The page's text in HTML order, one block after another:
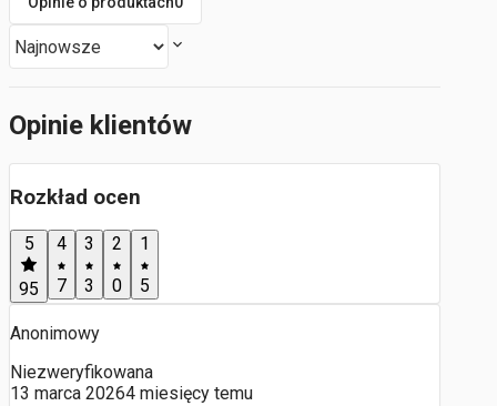
Opinie klientów
Rozkład ocen
5
95
4
7
3
3
2
0
1
5
Anonimowy
Niezweryfikowana
13 marca 20264 miesięcy temu